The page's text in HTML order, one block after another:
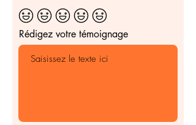
Rédigez votre témoignage